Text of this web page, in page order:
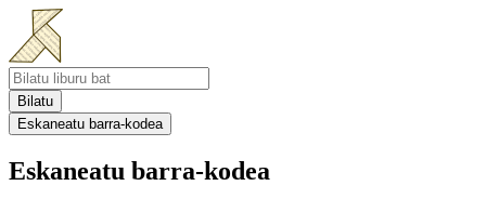
Bilatu
Eskaneatu barra-kodea
Eskaneatu barra-kodea